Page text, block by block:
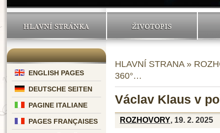
HLAVNÍ STRÁNKA ŽIVOTOPIS
ENGLISH PAGES
DEUTSCHE SEITEN
PAGINE ITALIANE
PAGES FRANÇAISES
HLAVNÍ STRANA»
360°…
Václav Klaus v
ROZHOVORY, 19. 2. 2025